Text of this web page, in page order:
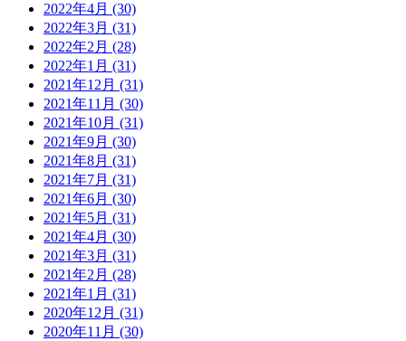
2022年4月 (30)
2022年3月 (31)
2022年2月 (28)
2022年1月 (31)
2021年12月 (31)
2021年11月 (30)
2021年10月 (31)
2021年9月 (30)
2021年8月 (31)
2021年7月 (31)
2021年6月 (30)
2021年5月 (31)
2021年4月 (30)
2021年3月 (31)
2021年2月 (28)
2021年1月 (31)
2020年12月 (31)
2020年11月 (30)